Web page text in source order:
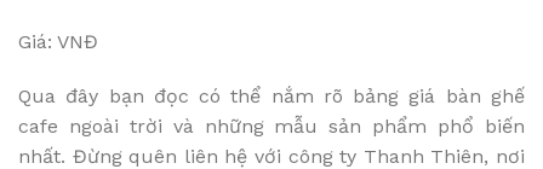
Giá: VNĐ
Qua đây bạn đọc có thể nắm rõ bảng giá bàn ghế
cafe ngoài trời và những mẫu sản phẩm phổ biến
nhất. Đừng quên liên hệ với công ty Thanh Thiên, nơi